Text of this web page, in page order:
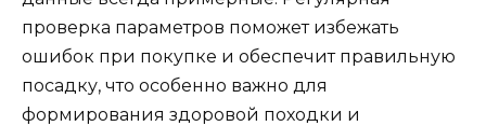
проверка параметров поможет избежать
ошибок при покупке и обеспечит правильную
посадку, что особенно важно для
формирования здоровой походки и